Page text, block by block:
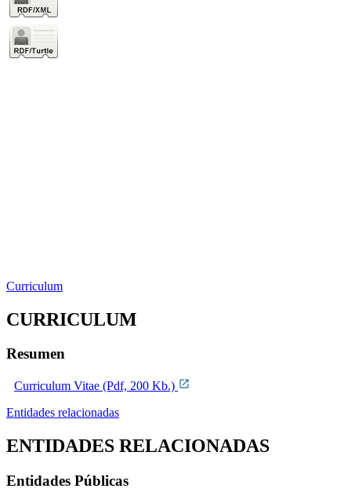
Curriculum
CURRICULUM
Resumen
Curriculum Vitae (Pdf, 200 Kb.)
Entidades relacionadas
ENTIDADES RELACIONADAS
Entidades Públicas